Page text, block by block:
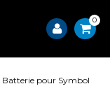
0
Batterie pour Symbol